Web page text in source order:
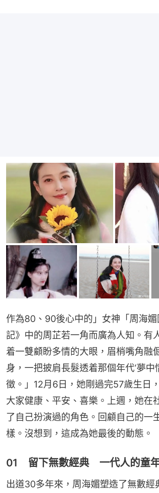
作為80、90後心中的」女神「周海
記》中的周芷若一角而廣為人知。有
着一雙顧盼多情的大眼，眉梢嘴角融
身，一把披肩長髮透着那個年代‘夢中
徵。」12月6日，她剛過完57歲生日
大家健康、平安、喜樂。上週，她在
了自己扮演過的角色。回顧自己的一
樣。沒想到，這成為她最後的動態。
01 留下無數經典 一代人的童
出道30多年來，周海媚塑造了無數經